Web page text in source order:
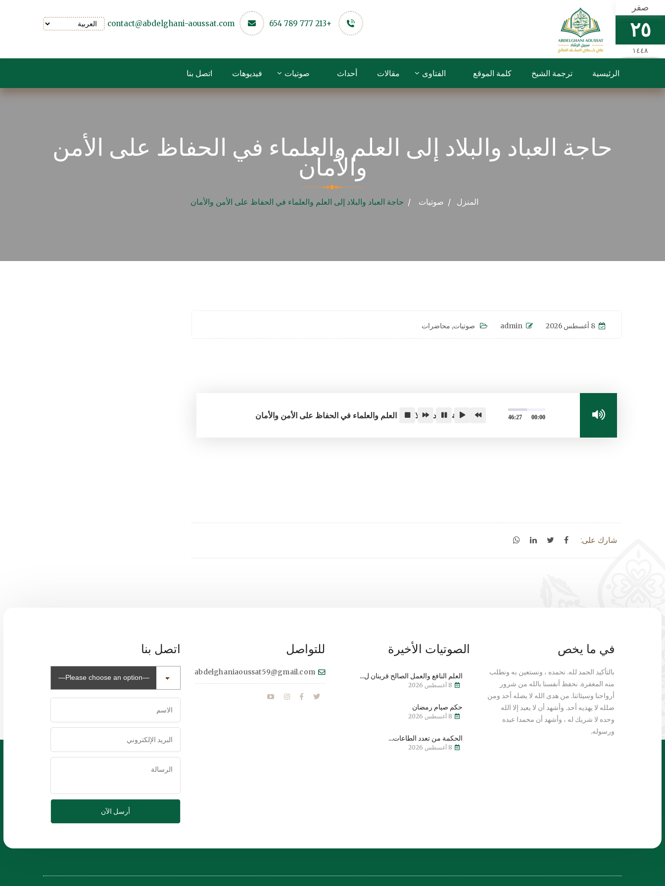
صفر
٢٥
١٤٤٨
+213 777 789 654
contact@abdelghani-aoussat.com
الرئيسية ترجمة الشيخ كلمة الموقع الفتاوى مقالات أحداث صوتيات فيديوهات اتصل بنا
حاجة العباد والبلاد إلى العلم والعلماء في الحفاظ على الأمن
والأمان
المنزل صوتيات حاجة العباد والبلاد إلى العلم والعلماء في الحفاظ على الأمن والأمان
8 أغسطس 2026 admin صوتيات, محاضرات
حاجة العباد والبلاد إلى العلم والعلماء في الحفاظ على الأمن والأمان 00:00
46:27
شارك على:
في ما يخص
بالتأكيد الحمد لله. نحمده ، ونستعين به ونطلب
منه المغفرة. نحفظ أنفسنا بالله من شرور
أرواحنا وسيئاتنا. من هدى الله لا يضله أحد ومن
ضلله لا يهديه أحد. وأشهد أن لا يعبد إلا الله
وحده لا شريك له ، وأشهد أن محمدا عبده
ورسوله.
الصوتيات الأخيرة
العلم النافع والعمل الصالح قرينان ل...
8 أغسطس 2026
حكم صيام رمضان
8 أغسطس 2026
الحكمة من تعدد الطاعات...
8 أغسطس 2026
للتواصل
abdelghaniaoussat59@gmail.com
اتصل بنا